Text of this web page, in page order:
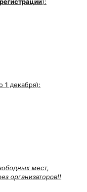
декабря):
мест,
организаторов!!